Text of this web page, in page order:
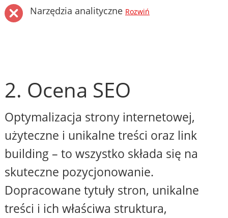
Narzędzia analityczne Rozwiń
2. Ocena SEO
Optymalizacja strony internetowej,
użyteczne i unikalne treści oraz link
building – to wszystko składa się na
skuteczne pozycjonowanie.
Dopracowane tytuły stron, unikalne
treści i ich właściwa struktura,